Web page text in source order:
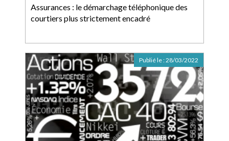
Assurances : le démarchage téléphonique des
courtiers plus strictement encadré
Publié le :28/03/2022